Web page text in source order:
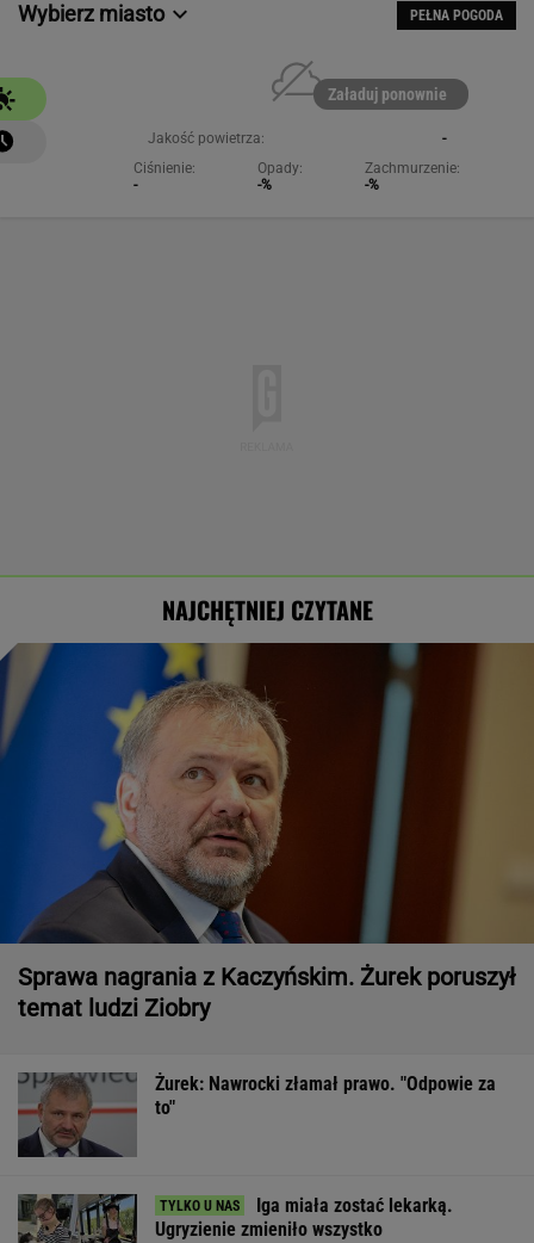
Wybierz miasto PEŁNA POGODA
Załaduj ponownie
Jakość powietrza:
-
Ciśnienie:
-
Opady:
-%
Zachmurzenie:
-%
NAJCHĘTNIEJ CZYTANE
Sprawa nagrania z Kaczyńskim. Żurek poruszył
temat ludzi Ziobry
Żurek: Nawrocki złamał prawo. "Odpowie za
to"
Iga miała zostać lekarką.
Ugryzienie zmieniło wszystko